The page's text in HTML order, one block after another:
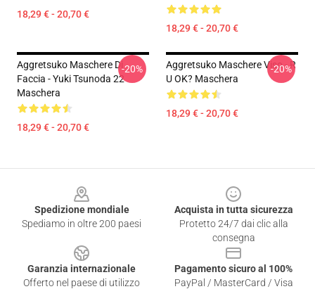
18,29 € - 20,70 €
18,29 € - 20,70 €
Aggretsuko Maschere Di
Faccia - Yuki Tsunoda 22
Maschera
18,29 € - 20,70 €
-20%
Aggretsuko Maschere Viso - R
U OK? Maschera
18,29 € - 20,70 €
-20%
Spedizione mondiale
Spediamo in oltre 200 paesi
Acquista in tutta sicurezza
Protetto 24/7 dai clic alla
consegna
Garanzia internazionale
Offerto nel paese di utilizzo
Pagamento sicuro al 100%
PayPal / MasterCard / Visa